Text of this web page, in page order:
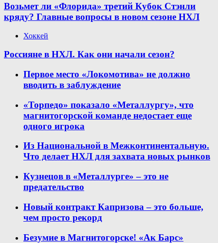
Возьмет ли «Флорида» третий Кубок Стэнли
кряду? Главные вопросы в новом сезоне НХЛ
Хоккей
Россияне в НХЛ. Как они начали сезон?
Первое место «Локомотива» не должно
вводить в заблуждение
«Торпедо» показало «Металлургу», что
магнитогорской команде недостает еще
одного игрока
Из Национальной в Межконтинентальную.
Что делает НХЛ для захвата новых рынков
Кузнецов в «Металлурге» – это не
предательство
Новый контракт Капризова – это больше,
чем просто рекорд
Безумие в Магнитогорске! «Ак Барс»